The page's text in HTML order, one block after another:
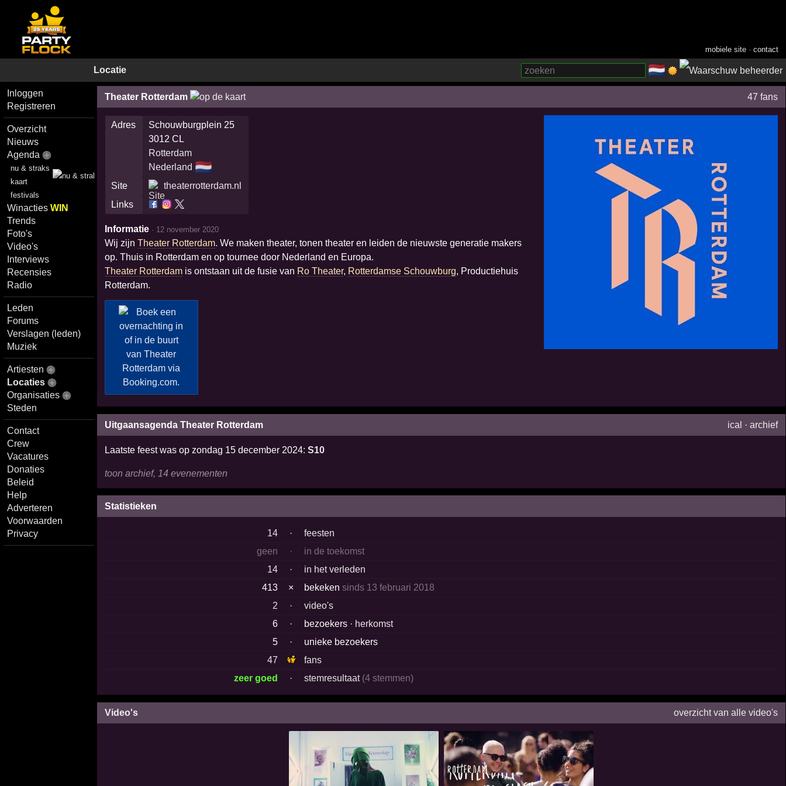
mobiele site ·contact
Locatie 🇳🇱
Inloggen
Registreren
Overzicht
Nieuws
Agenda
nu & straks
kaart
festivals
WinactiesWIN
Trends
Foto's
Video's
Interviews
Recensies
Radio
Leden
Forums
Verslagen (leden)
Muziek
Artiesten
Locaties
Organisaties
Steden
Contact
Crew
Vacatures
Donaties
Beleid
Help
Adverteren
Voorwaarden
Privacy
Theater Rotterdam 47 fans
Adres
Schouwburgplein 25
3012 CL
Rotterdam
Nederland 🇳🇱
Site
theaterrotterdam.nl
Links
Informatie · 12 november 2020
Wij zijn Theater Rotterdam. We maken theater, tonen theater en leiden de nieuwste generatie makers
op. Thuis in Rotterdam en op tournee door Nederland en Europa.
Theater Rotterdamis ontstaan uit de fusie van Ro Theater, Rotterdamse Schouwburg, Productiehuis
Rotterdam.
Uitgaansagenda Theater Rotterdam ical ·archief
Laatste feest was op zondag 15 december 2024: S10
toon archief, 14 evenementen
Statistieken
14 ·
feesten
geen
·
in de toekomst
14
·
in het verleden
413
× bekekensinds 13 februari 2018
2
·
video's
6
· bezoekers · herkomst
5
·
unieke bezoekers
47
fans
zeer goed
· stemresultaat (4 stemmen)
Video's overzicht van alle video's